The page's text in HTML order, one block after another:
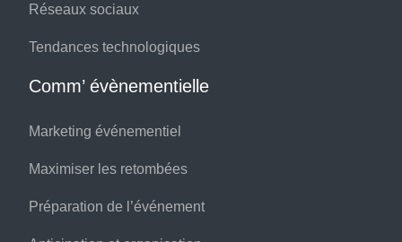
Réseaux sociaux
Tendances technologiques
Comm’ évènementielle
Marketing événementiel
Maximiser les retombées
Préparation de l’événement